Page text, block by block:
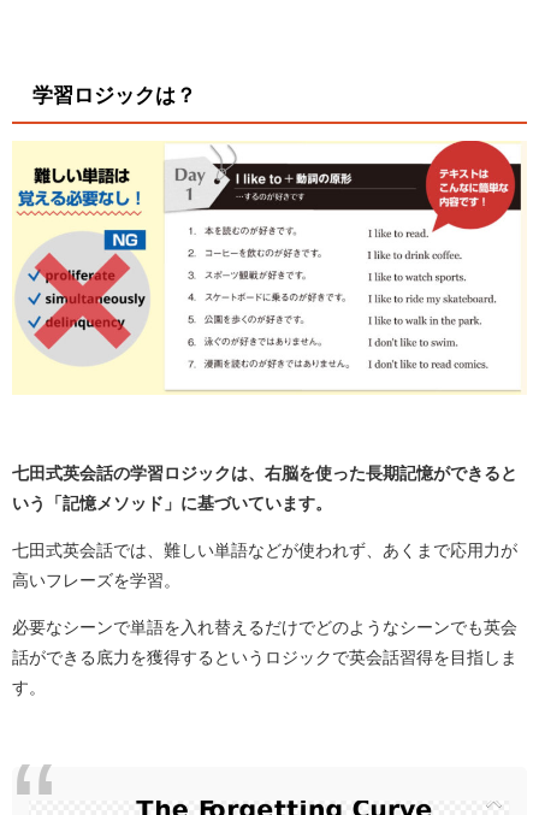
学習ロジックは？
七田式英会話の学習ロジックは、右脳を使った長期記憶ができると
いう「記憶メソッド」に基づいています。
七田式英会話では、難しい単語などが使われず、あくまで応用力が
高いフレーズを学習。
必要なシーンで単語を入れ替えるだけでどのようなシーンでも英会
話ができる底力を獲得するというロジックで英会話習得を目指しま
す。